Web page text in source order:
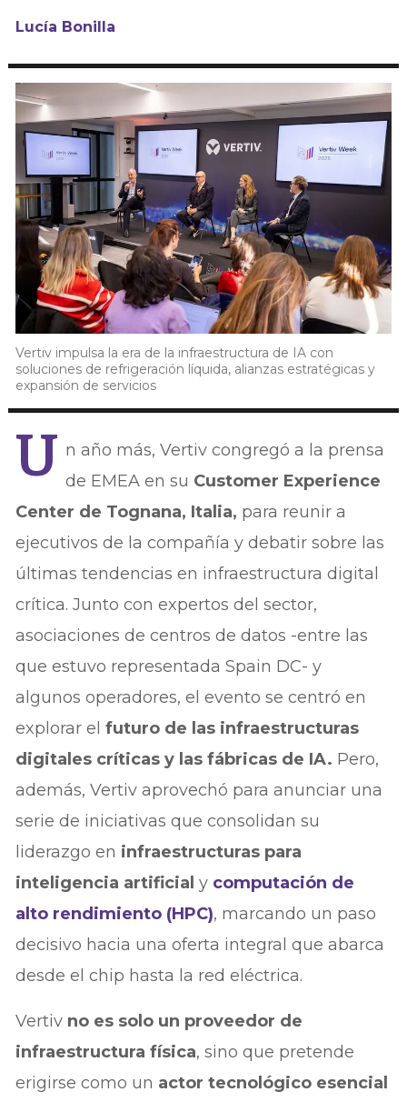
Lucía Bonilla
Vertiv impulsa la era de la infraestructura de IA con
soluciones de refrigeración líquida, alianzas estratégicas y
expansión de servicios
U n año más, Vertiv congregó a la prensa
de EMEA en su Customer Experience
Center de Tognana, Italia, para reunir a
ejecutivos de la compañía y debatir sobre las
últimas tendencias en infraestructura digital
crítica. Junto con expertos del sector,
asociaciones de centros de datos -entre las
que estuvo representada Spain DC- y
algunos operadores, el evento se centró en
explorar elfuturo de las infraestructuras
digitales críticas y las fábricas de IA. Pero,
además, Vertiv aprovechó para anunciar una
serie de iniciativas que consolidan su
liderazgo en infraestructuras para
inteligencia artificial y computación de
alto rendimiento (HPC), marcando un paso
decisivo hacia una oferta integral que abarca
desde el chip hasta la red eléctrica.
Vertiv no es solo un proveedor de
infraestructura física, sino que pretende
erigirse como un actor tecnológico esencial